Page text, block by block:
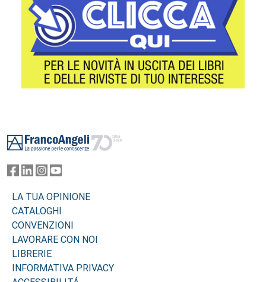
LA TUA OPINIONE
CATALOGHI
CONVENZIONI
LAVORARE CON NOI
LIBRERIE
INFORMATIVA PRIVACY